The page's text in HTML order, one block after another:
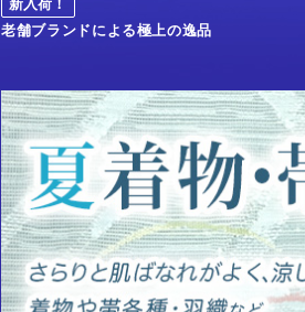
新入荷！
老舗ブランドによる極上の逸品